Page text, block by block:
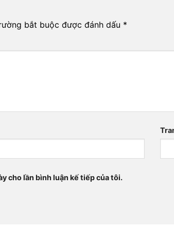
bắt buộc được đánh dấu *
cho lần bình luận kế tiếp của tôi.